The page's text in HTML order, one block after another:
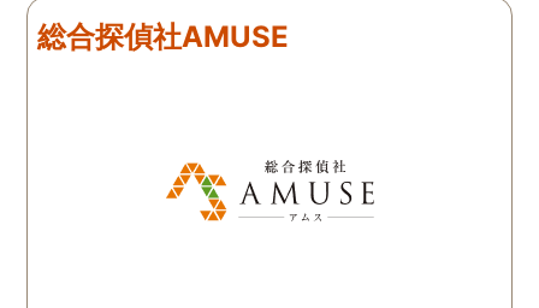
よく考えてくださってい
証拠が取れたので、ここ
らはまた相談に乗ってい
だきながらになってしま
総合探偵社AMUSE